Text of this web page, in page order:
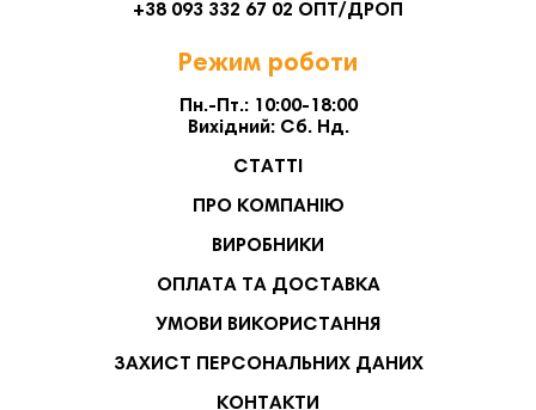
+38 093 332 67 02 ОПТ/ДРОП
Режим роботи
Пн.-Пт.: 10:00-18:00
Вихідний: Сб. Нд.
СТАТТІ
ПРО КОМПАНІЮ
ВИРОБНИКИ
ОПЛАТА ТА ДОСТАВКА
УМОВИ ВИКОРИСТАННЯ
ЗАХИСТ ПЕРСОНАЛЬНИХ ДАНИХ
КОНТАКТИ